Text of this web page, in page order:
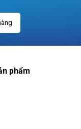
phẩm